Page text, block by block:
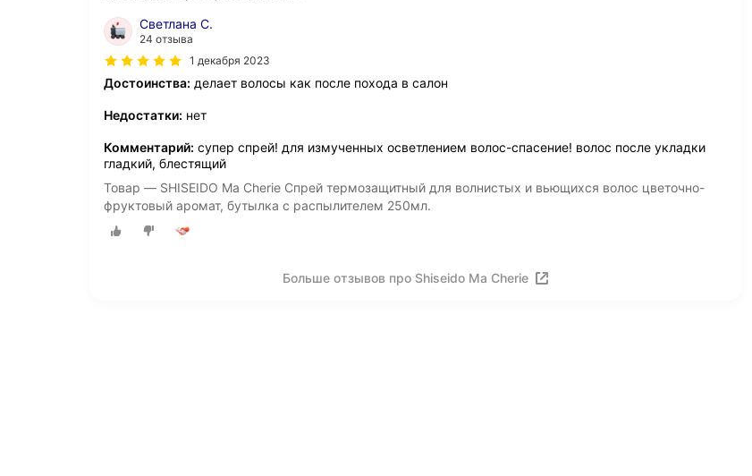
Светлана С.
24 отзыва
1 декабря 2023
Достоинства: делает волосы как после похода в салон
Недостатки: нет
Комментарий: супер спрей! для измученных осветлением волос-спасение! волос после укладки
гладкий, блестящий
Товар — SHISEIDO Ma Cherie Спрей термозащитный для волнистых и вьющихся волос цветочно-
фруктовый аромат, бутылка с распылителем 250мл.
Больше отзывов про Shiseido Ma Cherie